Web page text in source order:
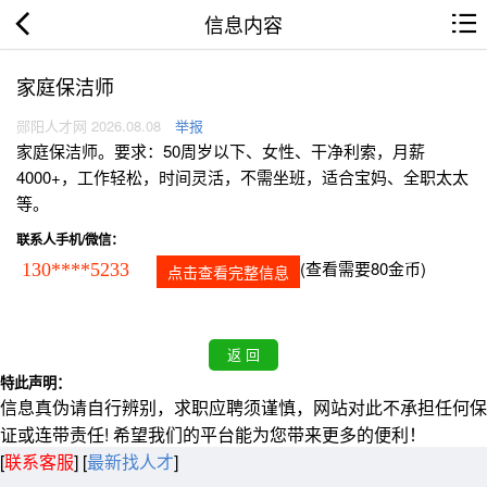
信息内容
家庭保洁师
郧阳人才网 2026.08.08 举报
家庭保洁师。要求：50周岁以下、女性、干净利索，月薪
4000+，工作轻松，时间灵活，不需坐班，适合宝妈、全职太太
等。
联系人手机/微信：
130****5233 点击查看完整信息 (查看需要80金币)
特此声明：
信息真伪请自行辨别，求职应聘须谨慎，网站对此不承担任何保
证或连带责任! 希望我们的平台能为您带来更多的便利！
[联系客服] [最新找人才]